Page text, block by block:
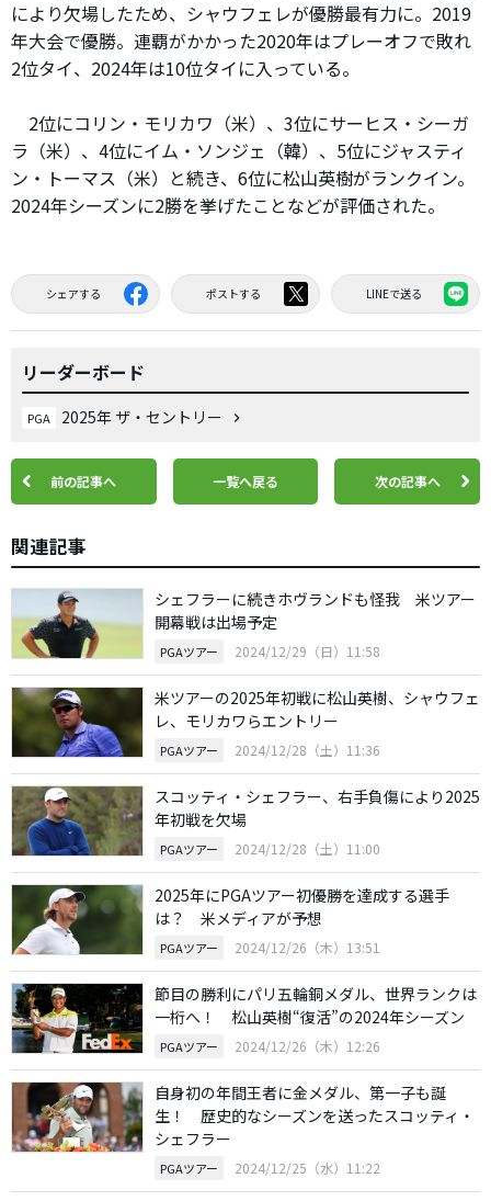
により欠場したため、シャウフェレが優勝最有力に。2019
年大会で優勝。連覇がかかった2020年はプレーオフで敗れ
2位タイ、2024年は10位タイに入っている。
2位にコリン・モリカワ（米）、3位にサーヒス・シーガ
ラ（米）、4位にイム・ソンジェ（韓）、5位にジャスティ
ン・トーマス（米）と続き、6位に松山英樹がランクイン。
2024年シーズンに2勝を挙げたことなどが評価された。
シェアする ポストする LINEで送る
リーダーボード
PGA 2025年 ザ・セントリー
前の記事へ 一覧へ戻る 次の記事へ
関連記事
シェフラーに続きホヴランドも怪我 米ツアー
開幕戦は出場予定
PGAツアー 2024/12/29（日）11:58
米ツアーの2025年初戦に松山英樹、シャウフェ
レ、モリカワらエントリー
PGAツアー 2024/12/28（土）11:36
スコッティ・シェフラー、右手負傷により2025
年初戦を欠場
PGAツアー 2024/12/28（土）11:00
2025年にPGAツアー初優勝を達成する選手
は？ 米メディアが予想
PGAツアー 2024/12/26（木）13:51
節目の勝利にパリ五輪銅メダル、世界ランクは
一桁へ！ 松山英樹“復活”の2024年シーズン
PGAツアー 2024/12/26（木）12:26
自身初の年間王者に金メダル、第一子も誕
生！ 歴史的なシーズンを送ったスコッティ・
シェフラー
PGAツアー 2024/12/25（水）11:22